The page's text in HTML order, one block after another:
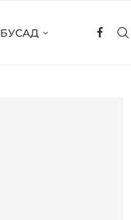
БУСАД